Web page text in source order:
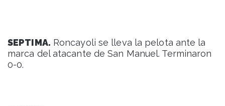
SEPTIMA. Roncayoli se lleva la pelota ante la
marca del atacante de San Manuel. Terminaron
0-0.